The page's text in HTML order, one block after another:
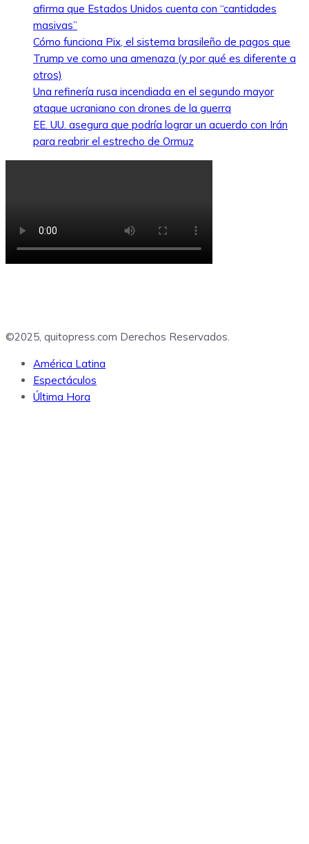
afirma que Estados Unidos cuenta con “cantidades
masivas”
Cómo funciona Pix, el sistema brasileño de pagos que
Trump ve como una amenaza (y por qué es diferente a
otros)
Una refinería rusa incendiada en el segundo mayor
ataque ucraniano con drones de la guerra
EE. UU. asegura que podría lograr un acuerdo con Irán
para reabrir el estrecho de Ormuz
©2025, quitopress.com Derechos Reservados.
América Latina
Espectáculos
Última Hora